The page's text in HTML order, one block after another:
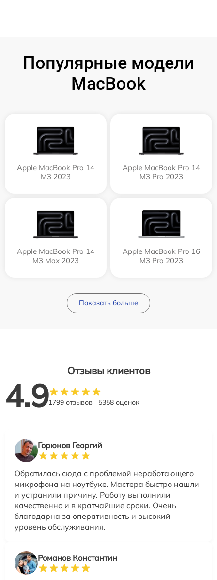
Популярные модели
MacBook
Apple MacBook Pro 14
M3 2023
Apple MacBook Pro 14
M3 Pro 2023
Apple MacBook Pro 14
M3 Max 2023
Apple MacBook Pro 16
M3 Pro 2023
Показать больше
Отзывы клиентов
4.91799 отзывов 5358 оценок
Горюнов Георгий
Обратилась сюда с проблемой неработающего
микрофона на ноутбуке. Мастера быстро нашли
и устранили причину. Работу выполнили
качественно и в кратчайшие сроки. Очень
благодарна за оперативность и высокий
уровень обслуживания.
Романов Константин